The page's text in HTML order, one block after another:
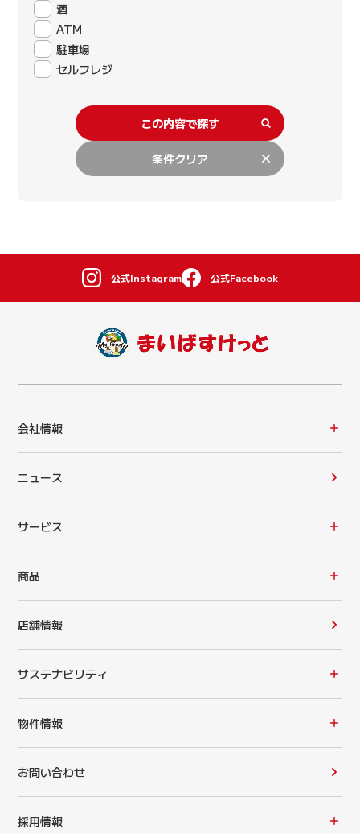
酒
ATM
駐車場
セルフレジ
この内容で探す
条件クリア
公式Instagram 公式Facebook
会社情報
ニュース
サービス
商品
店舗情報
サステナビリティ
物件情報
お問い合わせ
採用情報